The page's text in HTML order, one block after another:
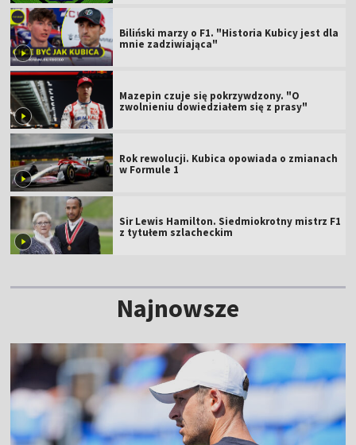
Biliński marzy o F1. "Historia Kubicy jest dla
mnie zadziwiająca"
Mazepin czuje się pokrzywdzony. "O
zwolnieniu dowiedziałem się z prasy"
Rok rewolucji. Kubica opowiada o zmianach
w Formule 1
Sir Lewis Hamilton. Siedmiokrotny mistrz F1
z tytułem szlacheckim
Najnowsze